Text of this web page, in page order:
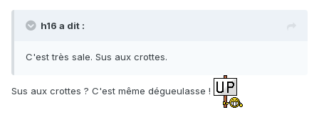
h16 a dit :
C'est très sale. Sus aux crottes.
Sus aux crottes ? C'est même dégueulasse !